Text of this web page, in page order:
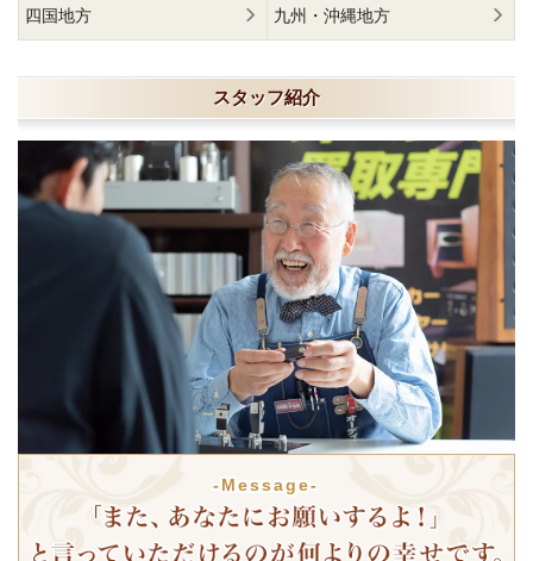
四国地方 九州・沖縄地方
スタッフ紹介
-Message-